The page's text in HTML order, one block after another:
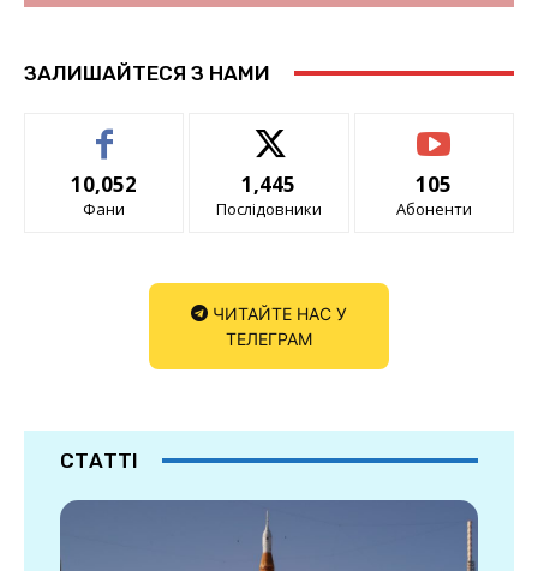
ЗАЛИШАЙТЕСЯ З НАМИ
10,052
Фани
1,445
Послідовники
105
Абоненти
ЧИТАЙТЕ НАС У
ТЕЛЕГРАМ
СТАТТІ